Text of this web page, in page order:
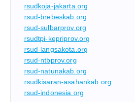
rsudkoja-jakarta.org
rsud-brebeskab.org
rsud-sulbarprov.org
rsudtpi-kepriprov.org
rsud-langsakota.org
rsud-ntbprov.org
rsud-natunakab.org
rsudkisaran-asahankab.org
rsud-indonesia.org